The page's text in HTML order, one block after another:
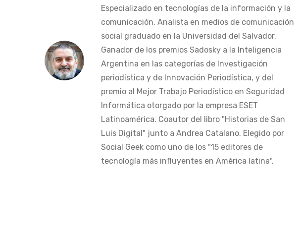
Especializado en tecnologías de la información y la
comunicación. Analista en medios de comunicación
social graduado en la Universidad del Salvador.
Ganador de los premios Sadosky a la Inteligencia
Argentina en las categorías de Investigación
periodística y de Innovación Periodística, y del
premio al Mejor Trabajo Periodístico en Seguridad
Informática otorgado por la empresa ESET
Latinoamérica. Coautor del libro "Historias de San
Luis Digital" junto a Andrea Catalano. Elegido por
Social Geek como uno de los "15 editores de
tecnología más influyentes en América latina".